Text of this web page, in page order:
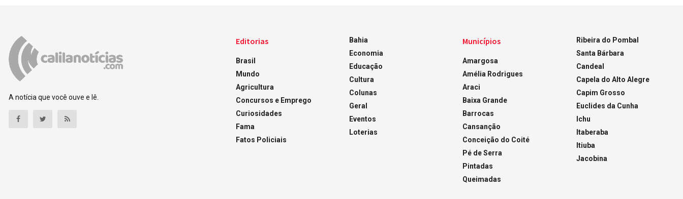
A notícia que você ouve e lê.
Editorias
Brasil
Mundo
Agricultura
Concursos e Emprego
Curiosidades
Fama
Fatos Policiais
Bahia
Economia
Educação
Cultura
Colunas
Geral
Eventos
Loterias
Municípios
Amargosa
Amélia Rodrigues
Araci
Baixa Grande
Barrocas
Cansanção
Conceição do Coité
Pé de Serra
Pintadas
Queimadas
Ribeira do Pombal
Santa Bárbara
Candeal
Capela do Alto Alegre
Capim Grosso
Euclides da Cunha
Ichu
Itaberaba
Itiuba
Jacobina